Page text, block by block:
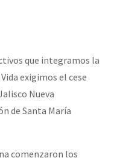
que integramos la
exigimos el cese
Nueva
de Santa María
comenzaron los